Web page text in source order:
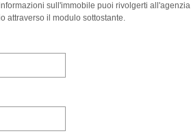
sull'immobile puoi rivolgerti all'agenzia
attraverso il modulo sottostante.